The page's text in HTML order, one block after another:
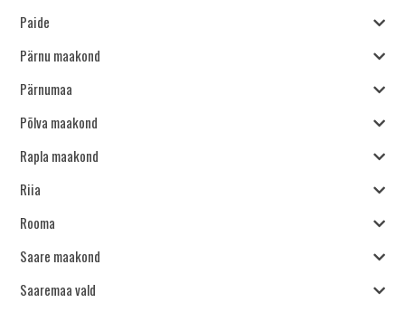
Paide
Pärnu maakond
Pärnumaa
Põlva maakond
Rapla maakond
Riia
Rooma
Saare maakond
Saaremaa vald